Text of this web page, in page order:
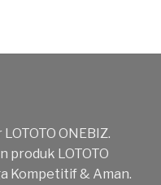
ONEBIZ.
produk LOTOTO
Kompetitif & Aman.